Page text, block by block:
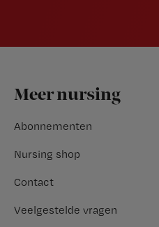
Footer
Meer nursing
Abonnementen
Nursing shop
Contact
Veelgestelde vragen